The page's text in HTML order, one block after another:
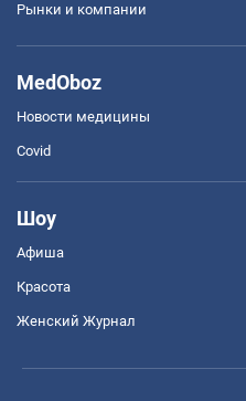
Рынки и компании
MedOboz
Новости медицины
Covid
Шоу
Афиша
Красота
Женский Журнал